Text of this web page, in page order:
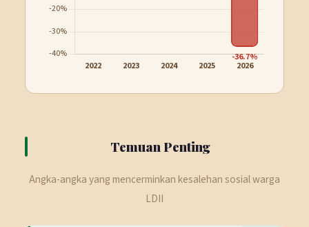
Temuan Penting
Angka-angka yang mencerminkan kesalehan sosial warga
LDII